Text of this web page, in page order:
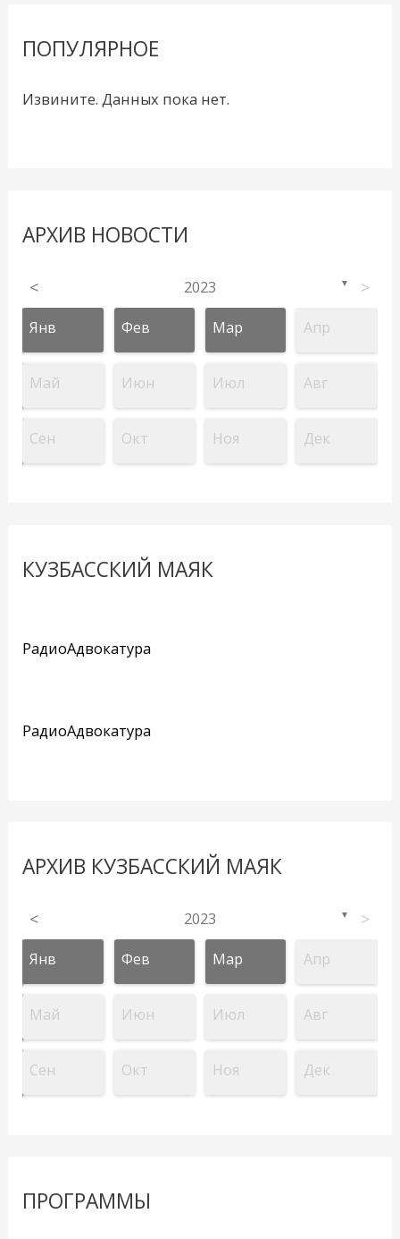
ПОПУЛЯРНОЕ
Извините. Данных пока нет.
АРХИВ НОВОСТИ
< 2023 ▼ >
Янв Фев Мар Апр
Май Июн Июл Авг
Сен Окт Ноя Дек
КУЗБАССКИЙ МАЯК
РадиоАдвокатура
РадиоАдвокатура
АРХИВ КУЗБАССКИЙ МАЯК
< 2023 ▼ >
Янв Фев Мар Апр
Май Июн Июл Авг
Сен Окт Ноя Дек
ПРОГРАММЫ